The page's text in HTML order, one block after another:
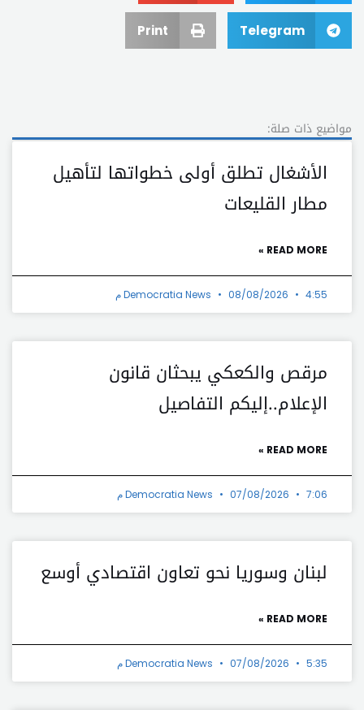
Telegram
Print
مواضيع ذات صلة:
الأشغال تطلق أولى خطواتها لتأهيل
مطار القليعات
READ MORE »
Democratia News 08/08/2026 4:55 م
مرقص والكعكي يبحثان قانون
الإعلام..إليكم التفاصيل
READ MORE »
Democratia News 07/08/2026 7:06 م
لبنان وسوريا نحو تعاون اقتصادي أوسع
READ MORE »
Democratia News 07/08/2026 5:35 م